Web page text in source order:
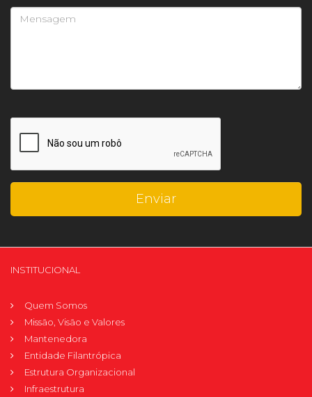
INSTITUCIONAL
Quem Somos
Missão, Visão e Valores
Mantenedora
Entidade Filantrópica
Estrutura Organizacional
Infraestrutura